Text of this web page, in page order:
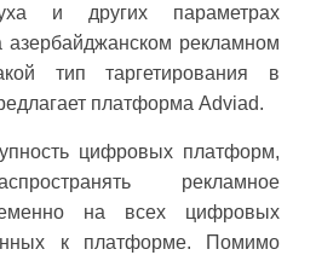
и других параметрах
азербайджанском рекламном
тип таргетирования в
платформа Adviad.
цифровых платформ,
рекламное
на всех цифровых
к платформе. Помимо